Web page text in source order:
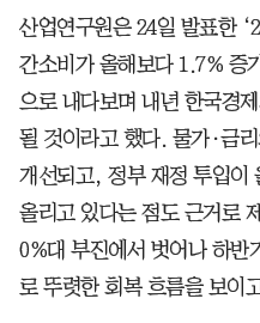
산업연구원은 24일 발표한
간소비가 올해보다 1.7% 증
으로 내다보며 내년 한국경
될 것이라고 했다. 물가·금
개선되고, 정부 재정 투입이
올리고 있다는 점도 근거로
0%대 부진에서 벗어나 하반
로 뚜렷한 회복 흐름을 보이